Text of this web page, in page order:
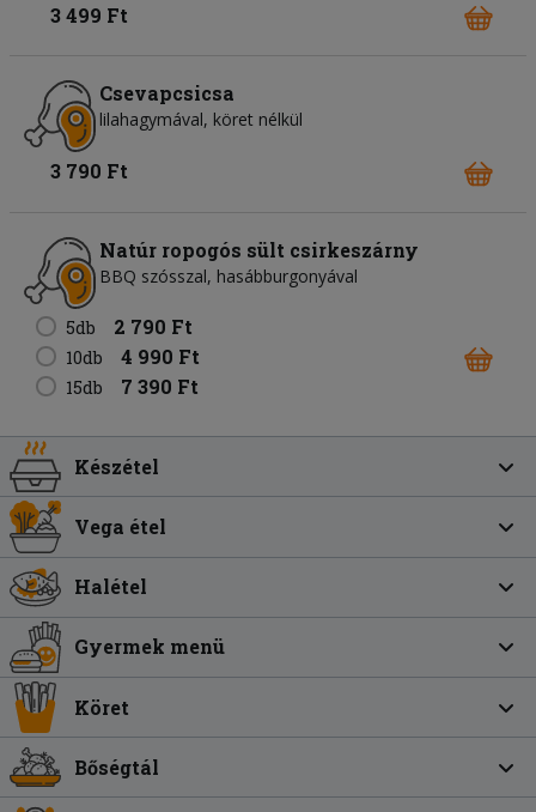
3 499 Ft
Csevapcsicsa
lilahagymával, köret nélkül
3 790 Ft
Natúr ropogós sült csirkeszárny
BBQ szósszal, hasábburgonyával
5db 2 790 Ft
10db 4 990 Ft
15db 7 390 Ft
Készétel
Vega étel
Halétel
Gyermek menü
Köret
Bőségtál